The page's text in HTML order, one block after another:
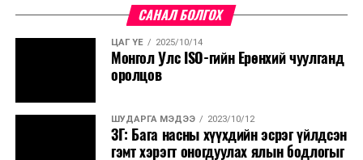
САНАЛ БОЛГОХ
ЦАГ ҮЕ 2025/10/14
Монгол Улс ISO-гийн Ерөнхий чуулганд
оролцов
ШУДАРГА МЭДЭЭ 2023/10/12
ЗГ: Бага насны хүүхдийн эсрэг үйлдсэн
гэмт хэрэгт оногдуулах ялын бодлогыг